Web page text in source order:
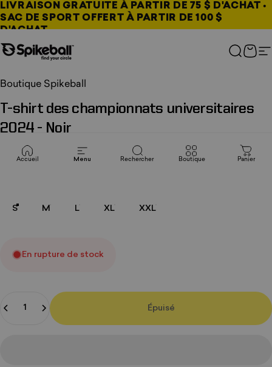
Aller au contenu
LIVRAISON GRATUITE À PARTIR DE 75 $ D'ACHAT •
SAC DE SPORT OFFERT À PARTIR DE 100 $
D'ACHAT
Boutique Spikeball
Accueil Menu Rechercher Boutique Panier
Boutique Spikeball
T-shirt des championnats universitaires
2024 - Noir
$28.00 USD
S M L XL XXL
En rupture de stock
Épuisé